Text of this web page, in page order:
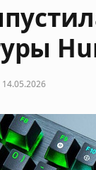
14.05.2026